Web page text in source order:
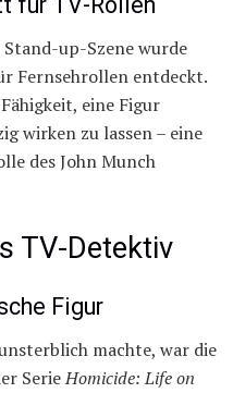
up-Szene wurde
Fernsehrollen entdeckt.
eine Figur
wirken zu lassen – eine
des John Munch
TV-Detektiv
Figur
machte, war die
SerieHomicide: Life on